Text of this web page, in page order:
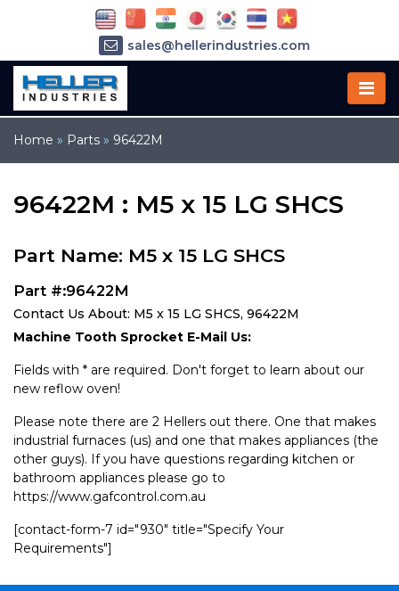
Home » Parts » 96422M
96422M : M5 x 15 LG SHCS
Part Name: M5 x 15 LG SHCS
Part #:96422M
Contact Us About: M5 x 15 LG SHCS, 96422M
Machine Tooth Sprocket E-Mail Us:
Fields with * are required. Don't forget to learn about our
new reflow oven!
Please note there are 2 Hellers out there. One that makes
industrial furnaces (us) and one that makes appliances (the
other guys). If you have questions regarding kitchen or
bathroom appliances please go to
https://www.gafcontrol.com.au
[contact-form-7 id="930" title="Specify Your
Requirements"]
sales@hellerindustries.com
service@hellerindustries.com